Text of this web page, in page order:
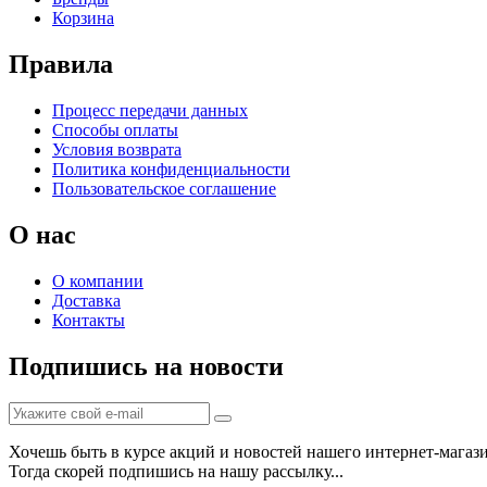
Корзина
Правила
Процесс передачи данных
Способы оплаты
Условия возврата
Политика конфиденциальности
Пользовательское соглашение
О нас
О компании
Доставка
Контакты
Подпишись на новости
Хочешь быть в курсе акций и новостей нашего интернет-
Тогда скорей подпишись на нашу рассылку...